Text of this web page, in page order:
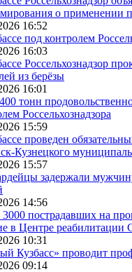
о применении
16:52
под контролем
16:03
Россельхознадзор
из берёзы
16:01
тонн
Россельхознадзора
15:59
проведен
Кузнецкого
15:57
задержали
14:56
пострадавших на
в Центре реабилитации
10:31
Кузбасс» проводит
09:14